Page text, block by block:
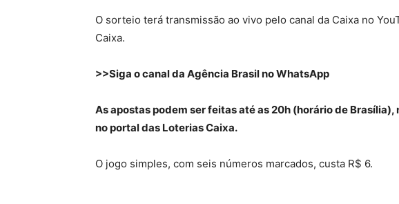
O sorteio terá transmissão ao vivo pelo canal da Caixa no
Caixa.
>>Siga o canal da Agência Brasil no WhatsApp
As apostas podem ser feitas até as 20h (horário de
no portal das Loterias Caixa.
O jogo simples, com seis números marcados, custa R$ 6.